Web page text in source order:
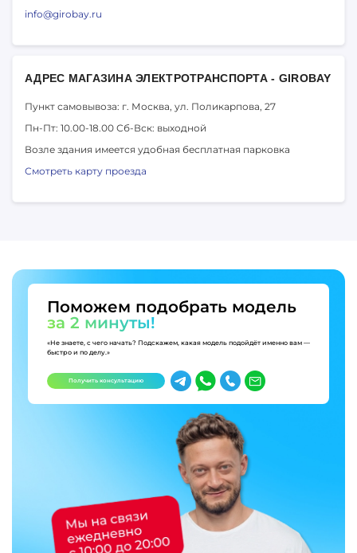
info@girobay.ru
АДРЕС МАГАЗИНА ЭЛЕКТРОТРАНСПОРТА - GIROBAY
Пункт самовывоза: г. Москва, ул. Поликарпова, 27
Пн-Пт: 10.00-18.00 Сб-Вск: выходной
Возле здания имеется удобная бесплатная парковка
Смотреть карту проезда
Поможем подобрать модель
за 2 минуты!
«Не знаете, с чего начать? Подскажем, какая модель подойдёт именно вам —
быстро и по делу.»
Получить консультацию